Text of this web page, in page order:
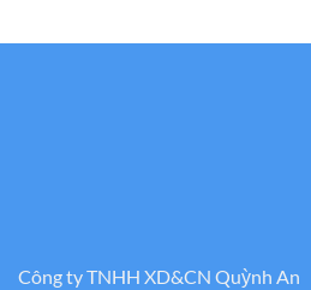
Công ty TNHH XD&CN Quỳnh An